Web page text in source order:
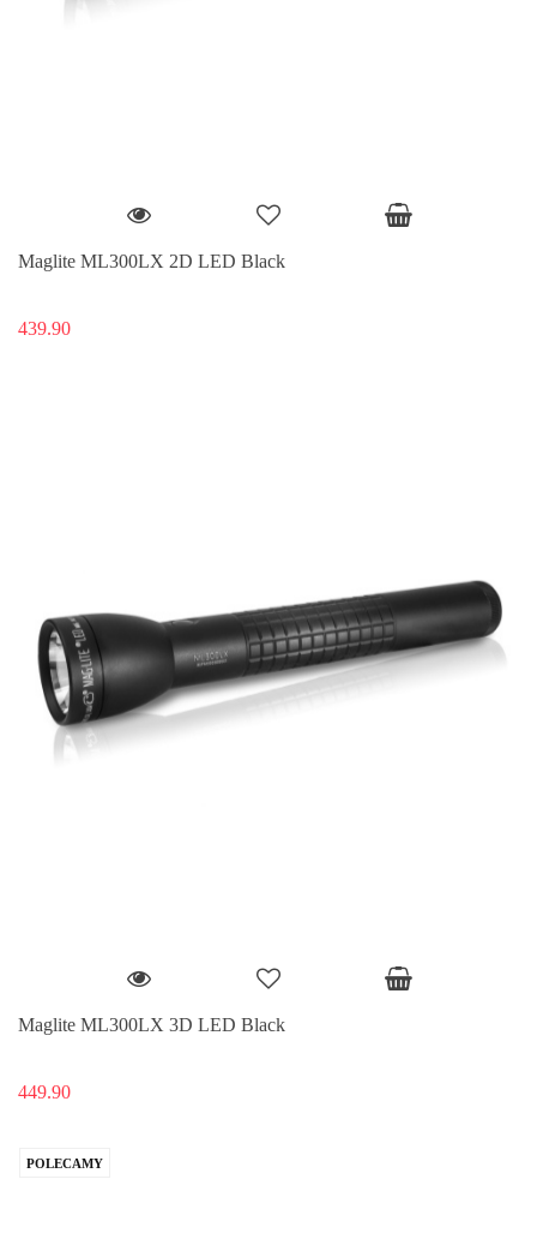
Maglite ML300LX 2D LED Black
439.90
Maglite ML300LX 3D LED Black
449.90
POLECAMY